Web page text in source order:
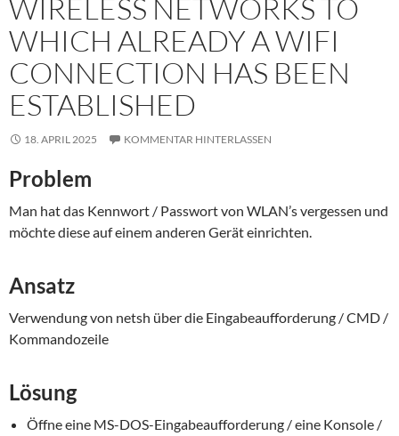
WIRELESS NETWORKS TO
WHICH ALREADY A WIFI
CONNECTION HAS BEEN
ESTABLISHED
18. APRIL 2025 KOMMENTAR HINTERLASSEN
Problem
Man hat das Kennwort / Passwort von WLAN’s vergessen und
möchte diese auf einem anderen Gerät einrichten.
Ansatz
Verwendung von netsh über die Eingabeaufforderung / CMD /
Kommandozeile
Lösung
Öffne eine MS-DOS-Eingabeaufforderung / eine Konsole /